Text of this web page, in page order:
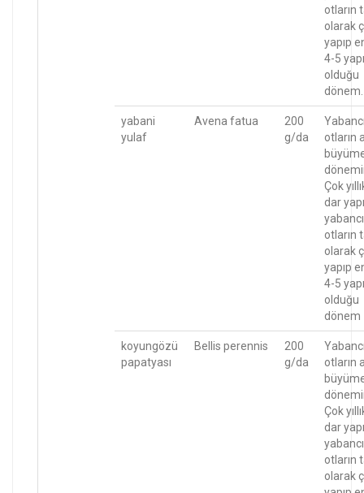
otların
olarak
yapıp
4-5
olduğu
dönem.
yabani
yulaf
Avena fatua
200
g/da
otların
Çok
dar
yabancı
otların
olarak
yapıp
4-5
olduğu
dönem
koyungözü
papatyası
Bellis perennis
200
g/da
otların
Çok
dar
yabancı
otların
olarak